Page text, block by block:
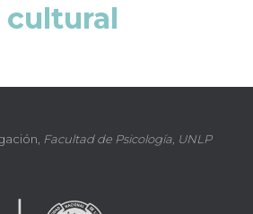
Facultad de Psicología, UNLP